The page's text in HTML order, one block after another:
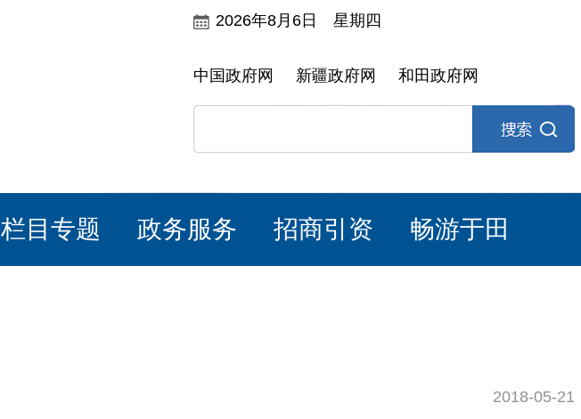
2026年8月6日 星期四
中国政府网 新疆政府网 和田政府网
栏目专题 政务服务 招商引资 畅游于田
2018-05-21